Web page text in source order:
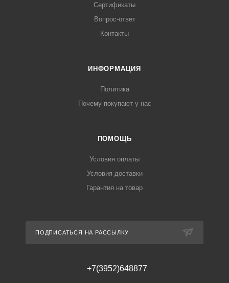
Сертификаты
Вопрос-ответ
Контакты
ИНФОРМАЦИЯ
Политика
Почему покупают у нас
ПОМОЩЬ
Условия оплаты
Условия доставки
Гарантия на товар
ПОДПИСАТЬСЯ НА РАССЫЛКУ
+7(3952)648877